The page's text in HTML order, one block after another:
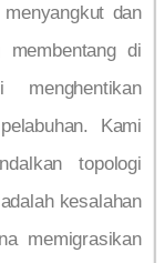
dan
di
Kami
topologi
kesalahan
memigrasikan